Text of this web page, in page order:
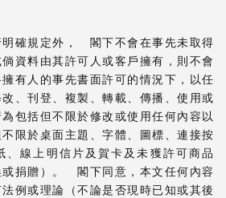
確規定外， 閣下不會在事先未取得
資料由其許可人或客戶擁有，則不會
有人的事先書面許可的情況下，以任
、刊登、複製、轉載、傳播、使用或
包括但不限於修改或使用任何內容以
限於桌面主題、字體、圖標、連接按
、線上明信片及賀卡及未獲許可商品
或捐贈）。 閣下同意，本文任何內容
例或理論（不論是否現時已知或其後